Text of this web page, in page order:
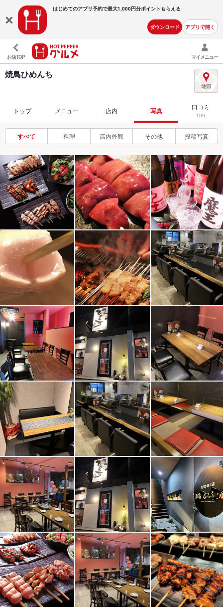
はじめてのアプリ予約で最大1,000円分ポイントもらえる
ダウンロード アプリで開く
お店TOP マイメニュー
焼鳥ひめんち
トップ メニュー 店内 写真 口コミ
109
すべて 料理 店内外観 その他 投稿写真